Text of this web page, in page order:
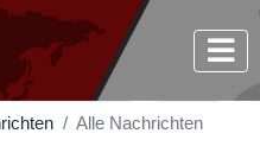
Alle Nachrichten